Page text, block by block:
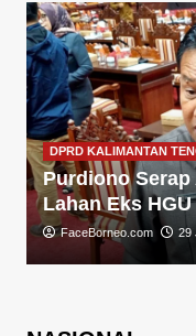
DPRD KALIMANTAN
Purdiono
Lahan Eks HGU
FaceBorneo.com 29